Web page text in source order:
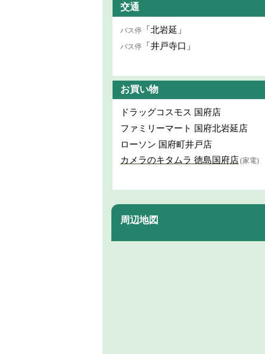
交通
バス停 「北岩延」
バス停 「井戸寺口」
お買い物
ドラッグコスモス 国府店
ファミリーマート 国府北岩延店
ローソン 国府町井戸店
カメラのキタムラ 徳島国府店(家電)
周辺地図